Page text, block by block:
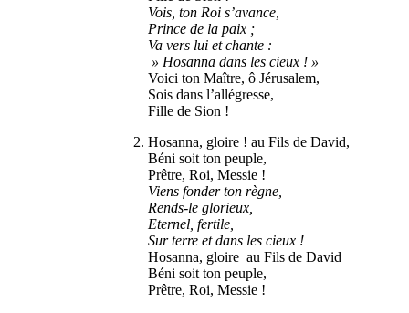
Vois, ton Roi s’avance,
Prince de la paix ;
Va vers lui et chante :
» Hosanna dans les cieux ! »
Voici ton Maître, ô Jérusalem,
Sois dans l’allégresse,
Fille de Sion !
2. Hosanna, gloire ! au Fils de David,
Béni soit ton peuple,
Prêtre, Roi, Messie !
Viens fonder ton règne,
Rends-le glorieux,
Eternel, fertile,
Sur terre et dans les cieux !
Hosanna, gloire au Fils de David
Béni soit ton peuple,
Prêtre, Roi, Messie !